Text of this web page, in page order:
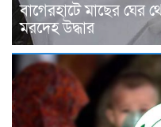
বাগেরহাটে মাছের ঘের
মরদেহ উদ্ধার